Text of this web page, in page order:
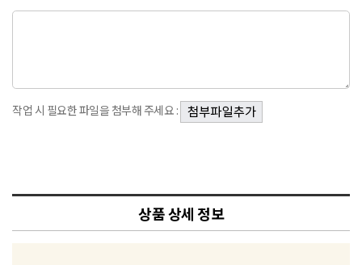
작업 시 필요한 파일을 첨부해 주세요 :
상품 상세 정보